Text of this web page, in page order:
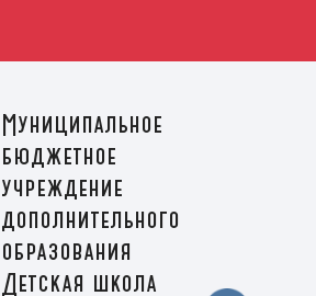
Муниципальное
бюджетное
учреждение
дополнительного
образования
Детская школа